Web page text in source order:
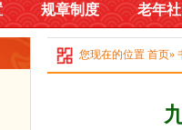
规章制度 老年
您现在的位置 首页»